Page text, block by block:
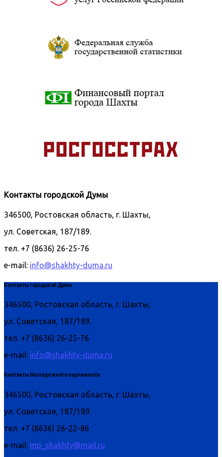
Контакты городской Думы
346500, Ростовская область, г. Шахты,
ул. Советская, 187/189.
тел. +7 (8636) 26-25-76
e-mail: info@shakhty-duma.ru
Контакты городской Думы
346500, Ростовская область, г. Шахты,
ул. Советская, 187/189.
тел. +7 (8636) 26-25-76
e-mail: info@shakhty-duma.ru
Контакты Молодежного парламента
346500, Ростовская область, г. Шахты,
ул. Советская, 187/189.
тел. +7 (8636) 26-22-86
e-mail: mp_shakhty@mail.ru